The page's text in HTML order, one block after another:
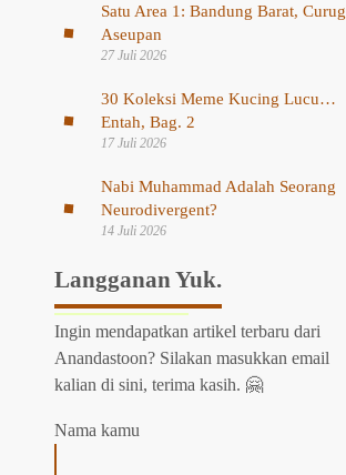
Satu Area 1: Bandung Barat, Curug
Aseupan
27 Juli 2026
30 Koleksi Meme Kucing Lucu…
Entah, Bag. 2
17 Juli 2026
Nabi Muhammad Adalah Seorang
Neurodivergent?
14 Juli 2026
Langganan Yuk.
Ingin mendapatkan artikel terbaru dari
Anandastoon? Silakan masukkan email
kalian di sini, terima kasih. 🤗
Nama kamu